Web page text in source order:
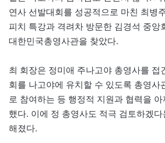
연사 선발대회를 성공적으로 마친 최병
피치 특강과 격려차 방문한 김경석 중앙
대한민국총영사관을 찾았다.
최 회장은 정미애 주나고야 총영사를 접
회를 나고야에 유치할 수 있도록 총영사
로 참여하는 등 행정적 지원과 협력을
했다. 이에 정 총영사도 적극 검토하겠
해졌다.